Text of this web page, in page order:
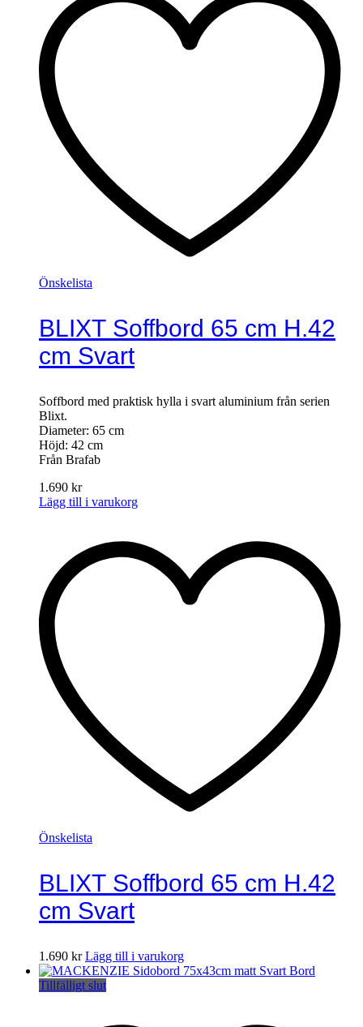
Önskelista
BLIXT Soffbord 65 cm H.42
cm Svart
Soffbord med praktisk hylla i svart aluminium från serien
Blixt.
Diameter: 65 cm
Höjd: 42 cm
Från Brafab
1.690 kr
Lägg till i varukorg
Önskelista
BLIXT Soffbord 65 cm H.42
cm Svart
1.690 kr Lägg till i varukorg
Tillfälligt slut